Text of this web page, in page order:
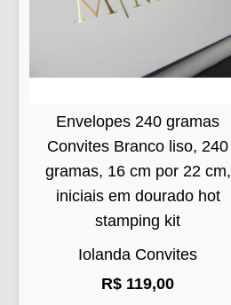
Envelopes 240 gramas
Convites Branco liso, 240
gramas, 16 cm por 22 cm,
iniciais em dourado hot
stamping kit
Iolanda Convites
R$ 119,00